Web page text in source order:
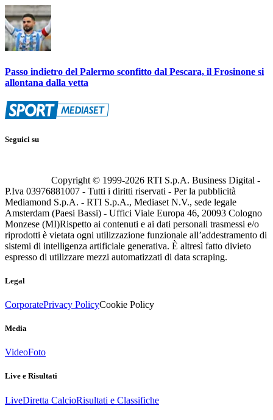
Passo indietro del Palermo sconfitto dal Pescara, il Frosinone si
allontana dalla vetta
Seguici su
Copyright © 1999-2026 RTI S.p.A. Business Digital -
P.Iva 03976881007 - Tutti i diritti riservati - Per la pubblicità
Mediamond S.p.A. - RTI S.p.A., Mediaset N.V., sede legale
Amsterdam (Paesi Bassi) - Uffici Viale Europa 46, 20093 Cologno
Monzese (MI)Rispetto ai contenuti e ai dati personali trasmessi e/o
riprodotti è vietata ogni utilizzazione funzionale all’addestramento di
sistemi di intelligenza artificiale generativa. È altresì fatto divieto
espresso di utilizzare mezzi automatizzati di data scraping.
Legal
CorporatePrivacy PolicyCookie Policy
Media
VideoFoto
Live e Risultati
LiveDiretta CalcioRisultati e Classifiche